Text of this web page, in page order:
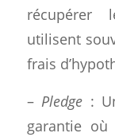
récupérer
utilisent
frais
– Pledge :
garantie